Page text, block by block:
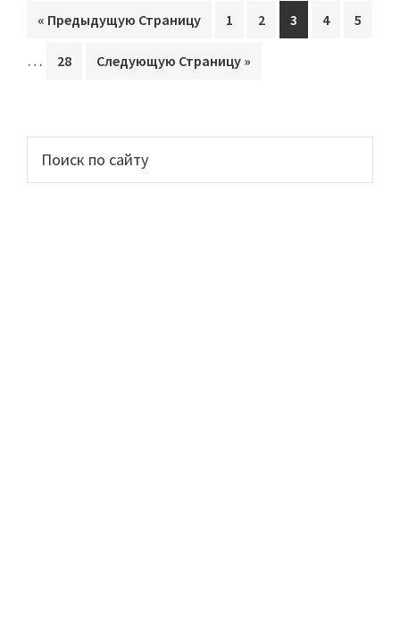
« Перейти
Предыдущую Страницу
Перейти
страницу
1
Перейти
2
Перейти
на
3
Перейти
4 5
Interim
…
Перейти
28
Перейти
Следующую Страницу »
Основной
сайдбар